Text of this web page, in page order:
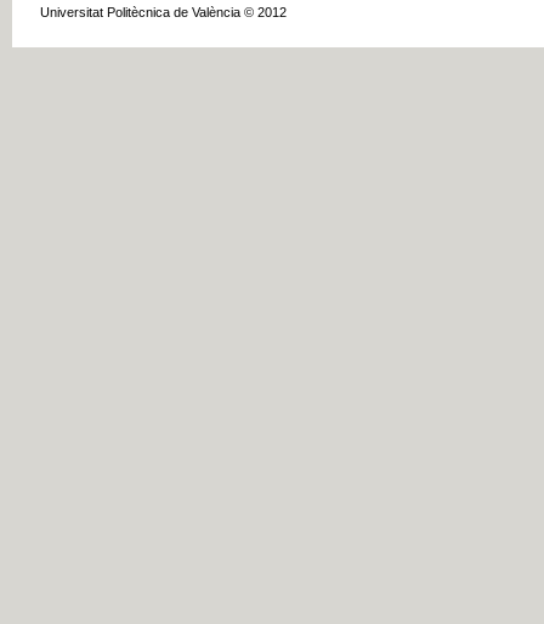
Universitat Politècnica de València © 2012